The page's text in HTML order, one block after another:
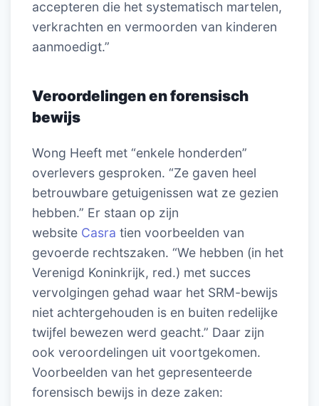
accepteren die het systematisch martelen,
verkrachten en vermoorden van kinderen
aanmoedigt.”
Veroordelingen en forensisch
bewijs
Wong Heeft met “enkele honderden”
overlevers gesproken. “Ze gaven heel
betrouwbare getuigenissen wat ze gezien
hebben.” Er staan op zijn
website Casra tien voorbeelden van
gevoerde rechtszaken. “We hebben (in het
Verenigd Koninkrijk, red.) met succes
vervolgingen gehad waar het SRM-bewijs
niet achtergehouden is en buiten redelijke
twijfel bewezen werd geacht.” Daar zijn
ook veroordelingen uit voortgekomen.
Voorbeelden van het gepresenteerde
forensisch bewijs in deze zaken: